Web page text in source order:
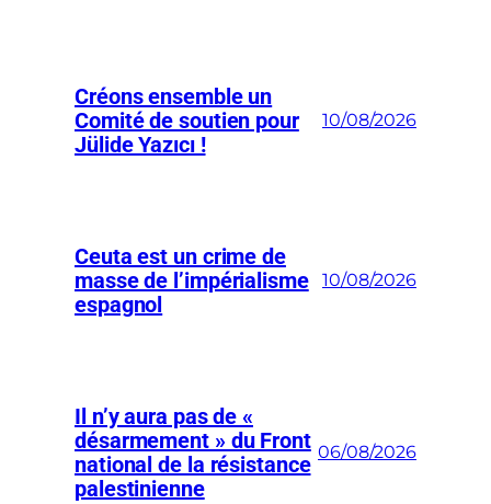
Créons ensemble un
Comité de soutien pour
Jülide Yazıcı !
10/08/2026
Ceuta est un crime de
masse de l’impérialisme
espagnol
10/08/2026
Il n’y aura pas de «
désarmement » du Front
national de la résistance
palestinienne
06/08/2026